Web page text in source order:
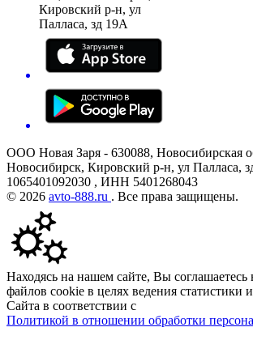
Кировский р-н, ул
Палласа, зд 19А
ООО Новая Заря - 630088, Новосибирская
Новосибирск, Кировский р-н, ул Палласа,
1065401092030 , ИНН 5401268043
© 2026 avto-888.ru . Все права защищены.
Находясь на нашем сайте, Вы соглашаетесь
файлов cookie в целях ведения статистики
Сайта в соответствии с
Политикой в отношении обработки